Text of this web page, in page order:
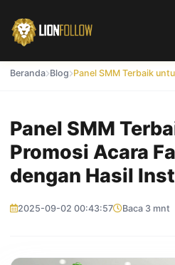
Beranda Blog
Panel SMM
Promosi Acara
dengan Hasil
2025-09-02 00:43:57 Baca 3 mnt